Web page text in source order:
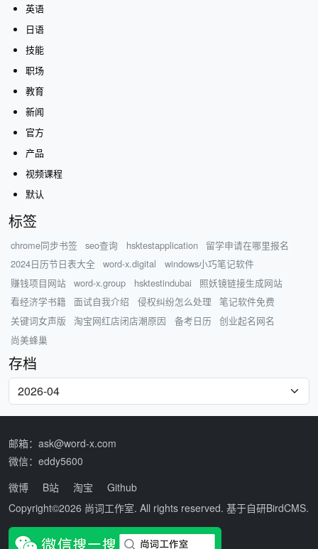
英语
日语
技能
职场
教育
新闻
官方
产品
视频课程
默认
标签
chrome同步书签 seo查询 hsktestapplication
留学申请在哪里报名
2024日历节日表大全
word-x.digital
windows小巧笔记软件
赚钱项目网站
word-x.group hsktestindubai
照妖镜链接生成网站
看经济学书籍
面试自我介绍 侵权纠纷怎么处理
笔记软件免费
关键词女声版
淘宝网红店闭店潮原因 备考日历
创业起名网名
尚美蜂巢
存档
邮箱：ask@word-x.com
微信：eddy5600
微博
B站 淘宝
Github
Copyright©2026 尚词工作室. All rights reserved. 基于自研BirdCMS.